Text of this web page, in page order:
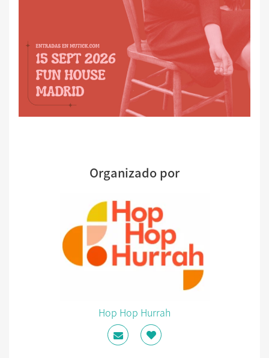
Organizado por
Hop Hop Hurrah